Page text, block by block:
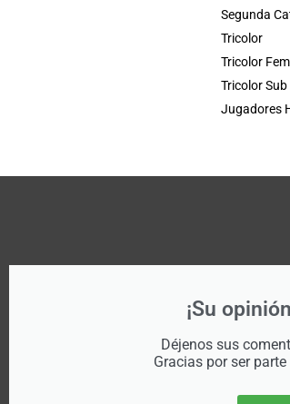
Segunda
Tricolor
Tricolor
Tricolor Sub
Jugadores
¡Su
Déjenos sus
Gracias por ser